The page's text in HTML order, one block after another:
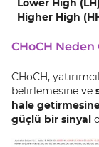
Lower High (LH)
Higher High
CHoCH
CHoCH,
belirlemesine ve
hale
güçlü bir sinyal